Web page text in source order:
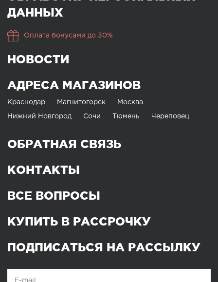
ДАННЫХ
Оплата бонусами до 30%
НОВОСТИ
АДРЕСА МАГАЗИНОВ
Краснодар Магнитогорск Москва
Нижний Новгород Сочи Тюмень Череповец
ОБРАТНАЯ СВЯЗЬ
КОНТАКТЫ
ВСЕ ВОПРОСЫ
КУПИТЬ В РАССРОЧКУ
ПОДПИСАТЬСЯ НА РАССЫЛКУ